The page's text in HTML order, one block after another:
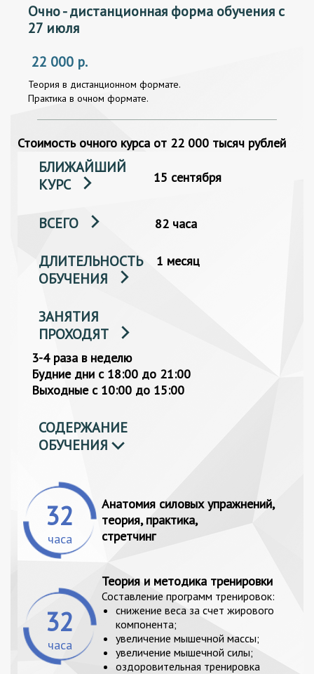
Очно - дистанционная форма обучения с
27 июля
22 000 р.
Теория в дистанционном формате.
Практика в очном формате.
Стоимость очного курса от 22 000 тысяч рублей
БЛИЖАЙШИЙ
КУРС
15 сентября
ВСЕГО 82 часа
ДЛИТЕЛЬНОСТЬ
ОБУЧЕНИЯ
1 месяц
ЗАНЯТИЯ
ПРОХОДЯТ
3-4 раза в неделю
Будние дни с 18:00 до 21:00
Выходные с 10:00 до 15:00
СОДЕРЖАНИЕ
ОБУЧЕНИЯ
32
часа
Анатомия силовых упражнений,
теория, практика,
стретчинг
32
часа
Теория и методика тренировки
Составление программ тренировок:
снижение веса за счет жирового
компонента;
увеличение мышечной массы;
увеличение мышечной силы;
оздоровительная тренировка